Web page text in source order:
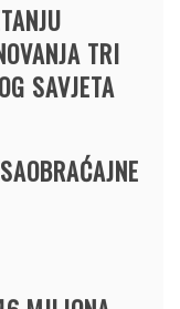
TRI
SAVJETA